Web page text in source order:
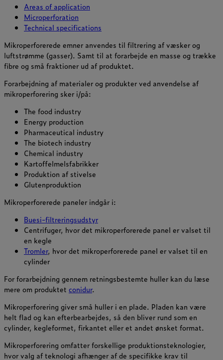
Areas of application
Microperforation
Technical specifications
Mikroperforerede emner anvendes til filtrering af væsker og
luftstrømme (gasser). Samt til at forarbejde en masse og trække
fibre og små fraktioner ud af produktet.
Forarbejdning af materialer og produkter ved anvendelse af
mikroperforering sker i/på:
The food industry
Energy production
Pharmaceutical industry
The biotech industry
Chemical industry
Kartoffelmelsfabrikker
Produktion af stivelse
Glutenproduktion
Mikroperforerede paneler indgår i:
Buesi-filtreringsudstyr
Centrifuger, hvor det mikroperforerede panel er valset til
en kegle
Tromler, hvor det mikroperforerede panel er valset til en
cylinder
For forarbejdning gennem retningsbestemte huller kan du læse
mere om produktet conidur.
Mikroperforering giver små huller i en plade. Pladen kan være
helt flad og kan efterbearbejdes, så den bliver rund som en
cylinder, kegleformet, firkantet eller et andet ønsket format.
Mikroperforering omfatter forskellige produktionsteknologier,
hvor valg af teknologi afhænger af de specifikke krav til